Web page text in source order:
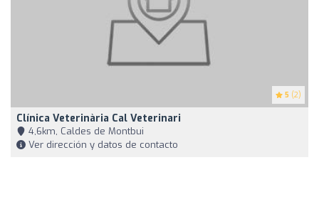
5 (2)
Clínica Veterinària Cal Veterinari
4,6km, Caldes de Montbui
Ver dirección y datos de contacto